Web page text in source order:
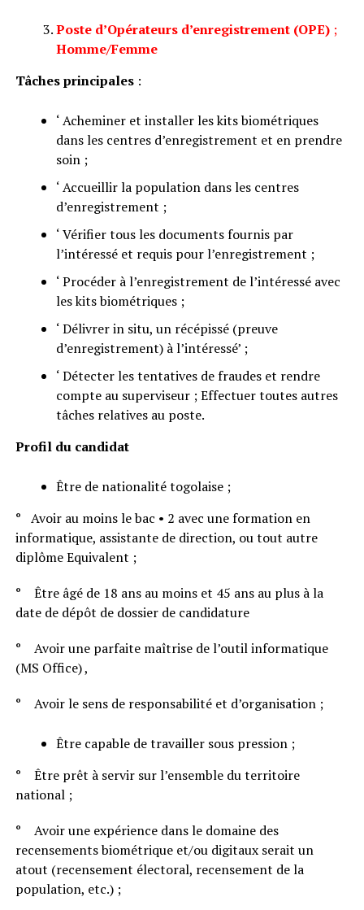
Poste d’Opérateurs d’enregistrement (OPE) ;
Homme/Femme
Tâches principales :
‘ Acheminer et installer les kits biométriques
dans les centres d’enregistrement et en prendre
soin ;
‘ Accueillir la population dans les centres
d’enregistrement ;
‘ Vérifier tous les documents fournis par
l’intéressé et requis pour l’enregistrement ;
‘ Procéder à l’enregistrement de l’intéressé avec
les kits biométriques ;
‘ Délivrer in situ, un récépissé (preuve
d’enregistrement) à l’intéressé’ ;
‘ Détecter les tentatives de fraudes et rendre
compte au superviseur ; Effectuer toutes autres
tâches relatives au poste.
Profil du candidat
Être de nationalité togolaise ;
° Avoir au moins le bac • 2 avec une formation en
informatique, assistante de direction, ou tout autre
diplôme Equivalent ;
° Être âgé de 18 ans au moins et 45 ans au plus à la
date de dépôt de dossier de candidature
° Avoir une parfaite maîtrise de l’outil informatique
(MS Office) ,
° Avoir le sens de responsabilité et d’organisation ;
Être capable de travailler sous pression ;
° Être prêt à servir sur l’ensemble du territoire
national ;
° Avoir une expérience dans le domaine des
recensements biométrique et/ou digitaux serait un
atout (recensement électoral, recensement de la
population, etc.) ;